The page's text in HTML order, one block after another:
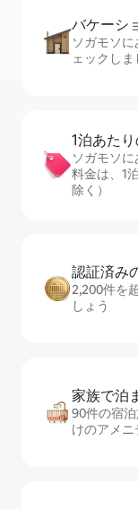
バケーシ
ソガモソ
ェックしま
1泊あた
ソガモソ
料金は、1
除く）
認証済み
2,200件を
しょう
家族で泊
90件の宿
けのアメ